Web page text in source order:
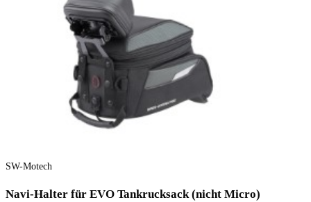
SW-Motech
Navi-Halter für EVO Tankrucksack (nicht Micro)